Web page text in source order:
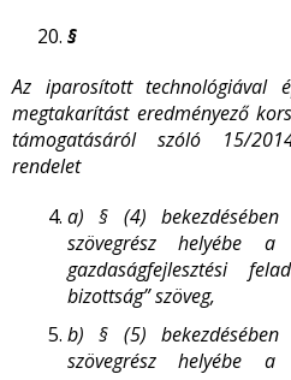
§
Az iparosított technológiával
megtakarítást eredményező
támogatásáról szóló 15/
rendelet
a) § (4) bekezdésében
szövegrész helyébe a
gazdaságfejlesztési
bizottság” szöveg,
b) § (5) bekezdésében
szövegrész helyébe a